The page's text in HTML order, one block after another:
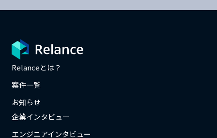
Relanceとは？
案件一覧
お知らせ
企業インタビュー
エンジニアインタビュー